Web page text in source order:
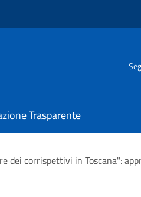
Trasparente
dei corrispettivi in Toscana":